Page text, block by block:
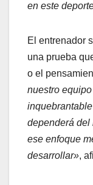
en este
El entrenador
una prueba
o el
nuestro
dependerá del
ese enfoque
desarrollar»,